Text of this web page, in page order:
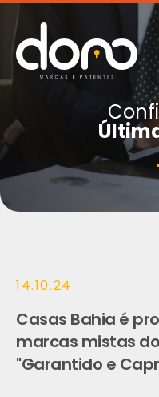
14.10.24
Casas Bahia é
marcas mistas
"Garantido e